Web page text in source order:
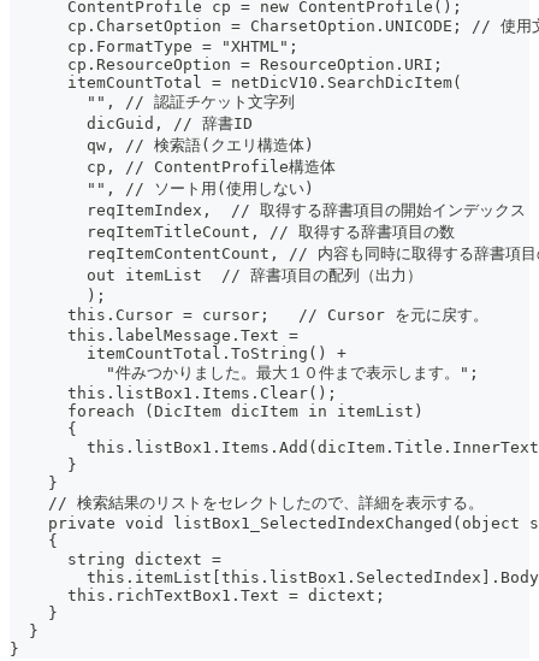
      ContentProfile cp = new ContentProfile();
cp.CharsetOption = CharsetOption.UNICODE; // 使用文
      cp.FormatType = "XHTML";
      cp.ResourceOption = ResourceOption.URI;
      itemCountTotal = netDicV10.SearchDicItem(
        "", // 認証チケット文字列
        dicGuid, // 辞書ID
        qw, // 検索語(クエリ構造体)
        cp, // ContentProfile構造体
        "", // ソート用(使用しない)
        reqItemIndex,  // 取得する辞書項目の開始インデックス
        reqItemTitleCount, // 取得する辞書項目の数
reqItemContentCount, // 内容も同時に取得する辞書項目
        out itemList  // 辞書項目の配列（出力）
        );
      this.Cursor = cursor;   // Cursor を元に戻す。
      this.labelMessage.Text =
        itemCountTotal.ToString() +
          "件みつかりました。最大１０件まで表示します。";
      this.listBox1.Items.Clear();
      foreach (DicItem dicItem in itemList)
      {
      }
    }
    // 検索結果のリストをセレクトしたので、詳細を表示する。
private void listBox1_SelectedIndexChanged(object
    {
      string dictext =
      this.richTextBox1.Text = dictext;
    }
  }
}